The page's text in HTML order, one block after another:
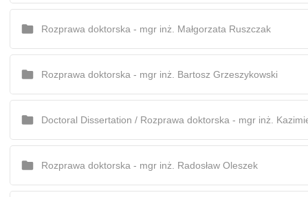
Rozprawa doktorska - mgr inż. Małgorzata Ruszczak
Rozprawa doktorska - mgr inż. Bartosz Grzeszykowski
Rozprawa doktorska - mgr inż. Radosław Oleszek